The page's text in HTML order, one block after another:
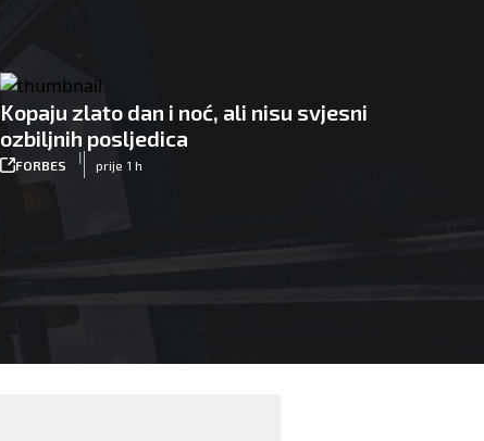
Kopaju zlato dan i noć, ali nisu svjesni
ozbiljnih posljedica
FORBES
|
prije 1 h